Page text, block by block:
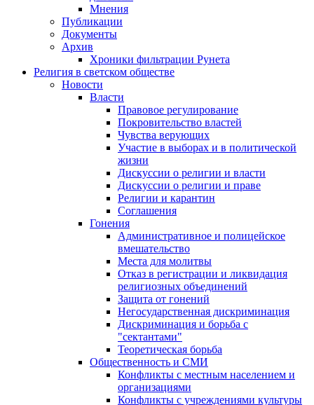
Мнения
Публикации
Документы
Архив
Хроники фильтрации Рунета
Религия в светском обществе
Новости
Власти
Правовое регулирование
Покровительство властей
Чувства верующих
Участие в выборах и в политической
жизни
Дискуссии о религии и власти
Дискуссии о религии и праве
Религии и карантин
Соглашения
Гонения
Административное и полицейское
вмешательство
Места для молитвы
Отказ в регистрации и ликвидация
религиозных объединений
Защита от гонений
Негосударственная дискриминация
Дискриминация и борьба с
"сектантами"
Теоретическая борьба
Общественность и СМИ
Конфликты с местным населением и
организациями
Конфликты с учреждениями культуры